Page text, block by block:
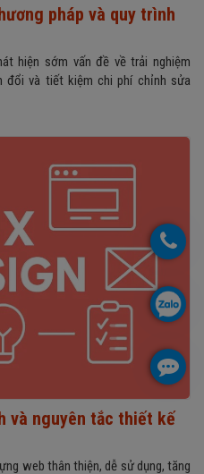
pháp và quy trình
hiện sớm vấn đề về trải nghiệm
đổi và tiết kiệm chi phí chỉnh sửa
và nguyên tắc thiết kế
web thân thiện, dễ sử dụng, tăng